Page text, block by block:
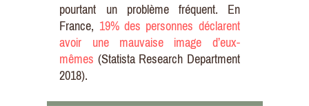
pourtant un problème fréquent. En
France, 19% des personnes déclarent
avoir une mauvaise image d’eux-
mêmes (Statista Research Department
2018).